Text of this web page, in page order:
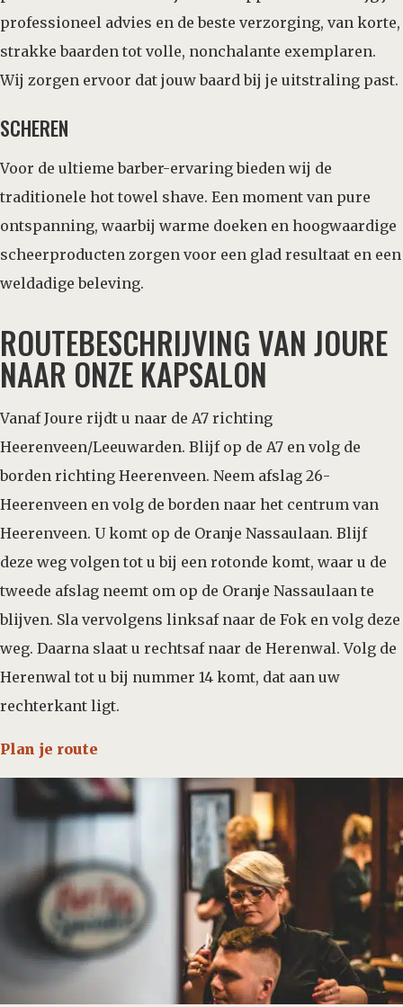
professioneel advies en de beste verzorging, van korte,
strakke baarden tot volle, nonchalante exemplaren.
Wij zorgen ervoor dat jouw baard bij je uitstraling past.
SCHEREN
Voor de ultieme barber-ervaring bieden wij de
traditionele hot towel shave. Een moment van pure
ontspanning, waarbij warme doeken en hoogwaardige
scheerproducten zorgen voor een glad resultaat en een
weldadige beleving.
ROUTEBESCHRIJVING VAN JOURE
NAAR ONZE KAPSALON
Vanaf Joure rijdt u naar de A7 richting
Heerenveen/Leeuwarden. Blijf op de A7 en volg de
borden richting Heerenveen. Neem afslag 26-
Heerenveen en volg de borden naar het centrum van
Heerenveen. U komt op de Oranje Nassaulaan. Blijf
deze weg volgen tot u bij een rotonde komt, waar u de
tweede afslag neemt om op de Oranje Nassaulaan te
blijven. Sla vervolgens linksaf naar de Fok en volg deze
weg. Daarna slaat u rechtsaf naar de Herenwal. Volg de
Herenwal tot u bij nummer 14 komt, dat aan uw
rechterkant ligt.
Plan je route